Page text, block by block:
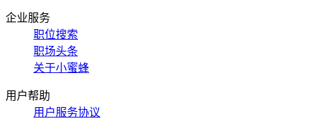
企业服务
职位搜索
职场头条
关于小蜜蜂
用户帮助
用户服务协议